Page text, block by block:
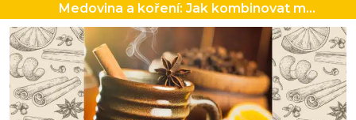
Medovina a koření: Jak kombinovat medovinu s kořením pro získání dokonalé chuti